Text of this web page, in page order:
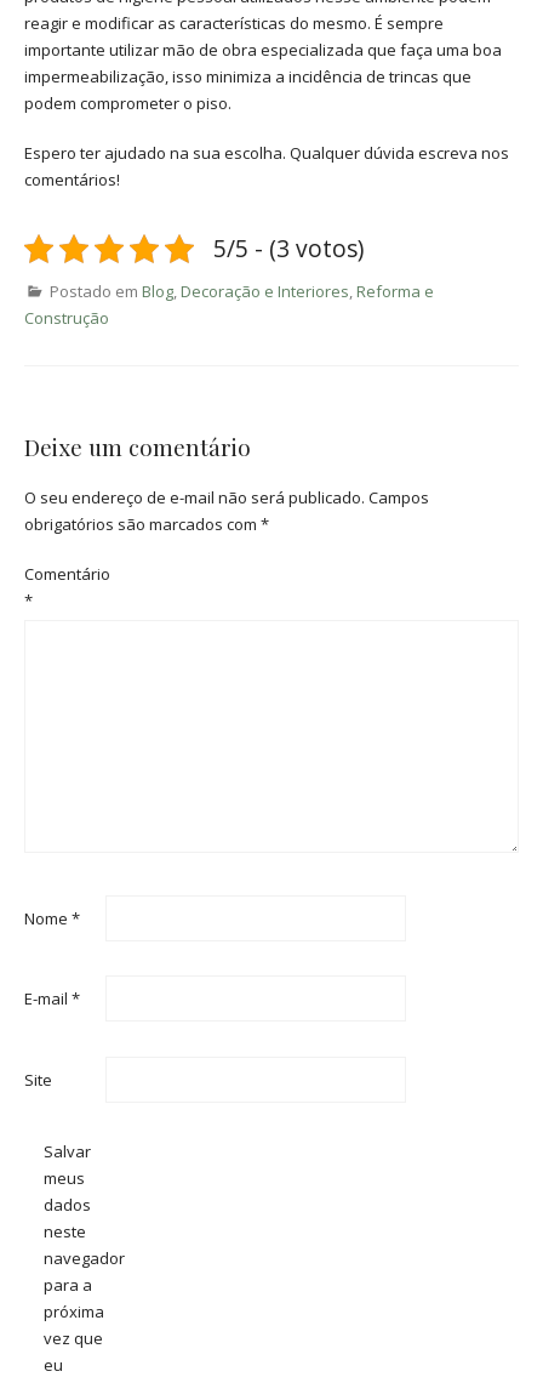
reagir e modificar as características do mesmo. É sempre
importante utilizar mão de obra especializada que faça uma boa
impermeabilização, isso minimiza a incidência de trincas que
podem comprometer o piso.
Espero ter ajudado na sua escolha. Qualquer dúvida escreva nos
comentários!
5/5 - (3 votos)
Postado em Blog, Decoração e Interiores, Reforma e
Construção
Deixe um comentário
O seu endereço de e-mail não será publicado. Campos
obrigatórios são marcados com *
Comentário
*
Nome *
E-mail *
Site
Salvar
meus
dados
neste
navegador
para a
próxima
vez que
eu